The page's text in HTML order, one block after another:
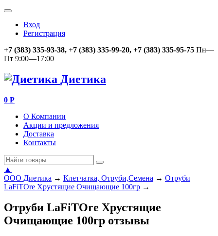
Вход
Регистрация
+7 (383) 335-93-38, +7 (383) 335-99-20, +7 (383) 335-95-75 Пн—
Пт 9:00—17:00
Диетика
0 Р
О Компании
Акции и предложения
Доставка
Контакты
▲
ООО Диетика → Клетчатка, Отруби,Семена → Отруби
LaFiTOre Хрустящие Очищающие 100гр →
Отруби LaFiTOre Хрустящие
Очищающие 100гр отзывы